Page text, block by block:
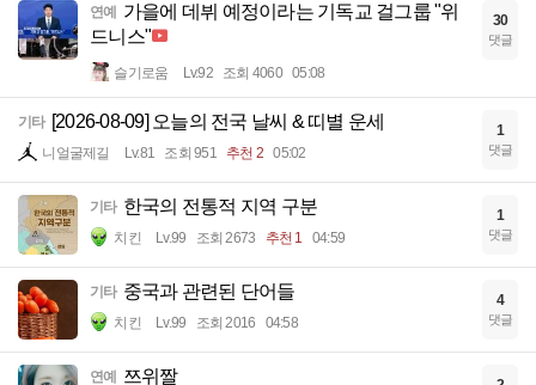
연예
가을에 데뷔 예정이라는 기독교 걸그룹 "위
드니스"
슬기로움 Lv.92 조회 4060 05:08
30
댓글
기타 [2026-08-09] 오늘의 전국 날씨 & 띠별 운세
니얼굴제길 Lv.81 조회 951 추천 2 05:02
1
댓글
기타 한국의 전통적 지역 구분
치킨 Lv.99 조회 2673 추천 1 04:59
1
댓글
기타 중국과 관련된 단어들
치킨 Lv.99 조회 2016 04:58
4
댓글
연예 쯔위짤